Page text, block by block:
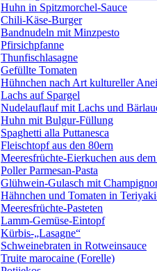
Huhn in Spitzmorchel-Sauce
Chili-Käse-Burger
Bandnudeln mit Minzpesto
Pfirsichpfanne
Thunfischlasagne
Gefüllte Tomaten
Hühnchen nach Art kultureller
Lachs auf Spargel
Nudelauflauf mit Lachs und
Huhn mit Bulgur-Füllung
Spaghetti alla Puttanesca
Fleischtopf aus den 80ern
Meeresfrüchte-Eierkuchen aus
Poller Parmesan-Pasta
Glühwein-Gulasch mit
Hähnchen und Tomaten in
Meeresfrüchte-Pasteten
Lamm-Gemüse-Eintopf
Kürbis-„Lasagne“
Schweinebraten in Rotweinsauce
Truite marocaine (Forelle)